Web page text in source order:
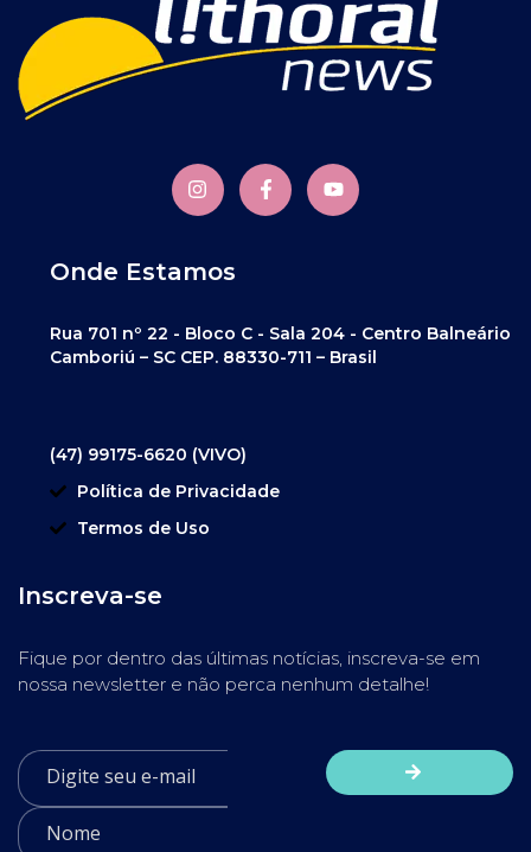
Onde Estamos
Rua 701 nº 22 - Bloco C - Sala 204 - Centro Balneário
Camboriú – SC CEP. 88330-711 – Brasil
(47) 99175-6620 (VIVO)
Política de Privacidade
Termos de Uso
Inscreva-se
Fique por dentro das últimas notícias, inscreva-se em
nossa newsletter e não perca nenhum detalhe!